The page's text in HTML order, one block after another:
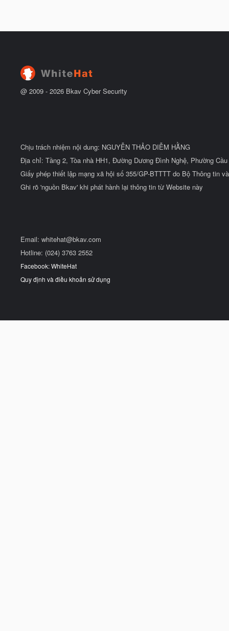
@ 2009 - 2026 Bkav Cyber Security
Chịu trách nhiệm nội dung: NGUYỄN THẢO DIỄM HẰNG
Địa chỉ: Tầng 2, Tòa nhà HH1, Đường Dương Đình Nghệ, Phường
Giấy phép thiết lập mạng xã hội số 355/GP-BTTTT do Bộ Thông tin
Ghi rõ 'nguồn Bkav' khi phát hành lại thông tin từ Website này
Email: whitehat@bkav.com
Hotline: (024) 3763 2552
Facebook: WhiteHat
Quy định và điều khoản sử dụng